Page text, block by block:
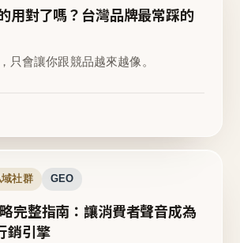
用對了嗎？台灣品牌最常踩的
只會讓你跟競品越來越像。
域社群 GEO
完整指南：讓消費者聲音成為
銷引擎